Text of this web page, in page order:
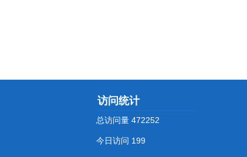
访问统计
总访问量 472252
今日访问 199